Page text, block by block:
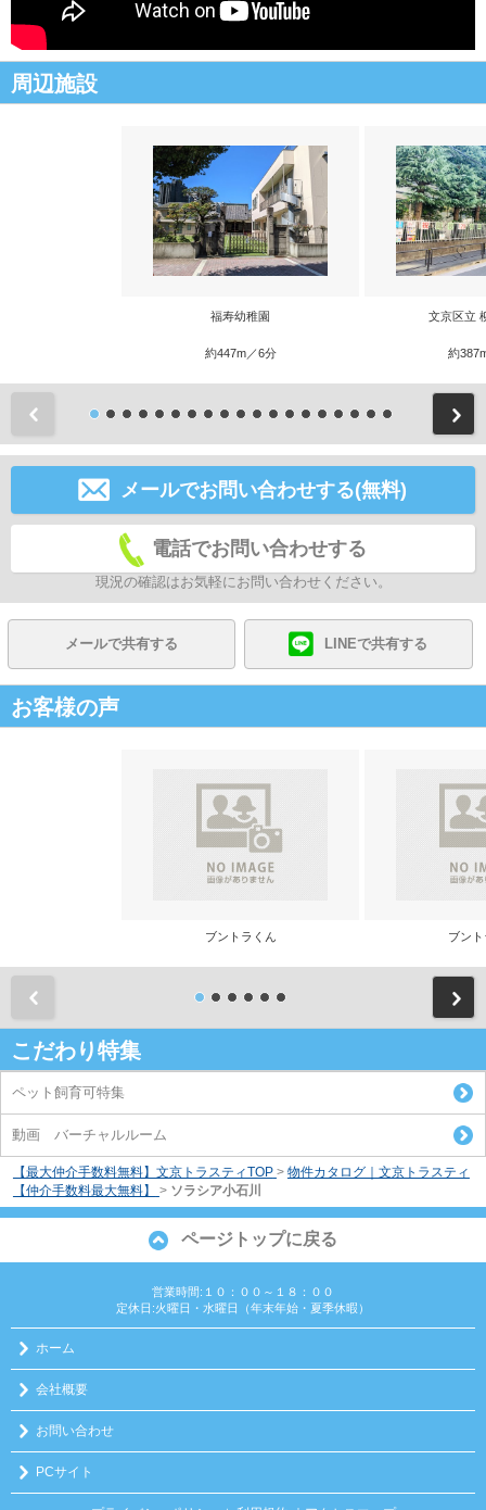
周辺施設
福寿幼稚園
約447m／6分
文京区立
約
メールでお問い合わせする(無料)
電話でお問い合わせする
現況の確認はお気軽にお問い合わせください。
メールで共有する LINEで共有する
お客様の声
ブントラくん ブン
こだわり特集
ペット飼育可特集
動画 バーチャルルーム
【最大仲介手数料無料】文京トラスティTOP > 物件カタログ｜文京トラスティ
【仲介手数料最大無料】
> ソラシア小石川
ページトップに戻る
営業時間:１０：００～１８：００
定休日:火曜日・水曜日（年末年始・夏季休暇）
ホーム
会社概要
お問い合わせ
PCサイト